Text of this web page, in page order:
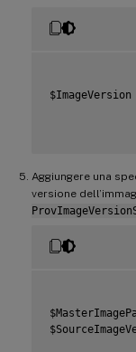
$ImageVersion
Aggiungere una
versione